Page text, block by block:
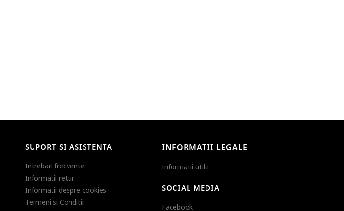
SUPORT SI ASISTENTA
Intrebari frecvente
Informatii retur
Informatii despre cookies
Termeni si Conditii
INFORMATII LEGALE
Informatii utile
SOCIAL MEDIA
Facebook